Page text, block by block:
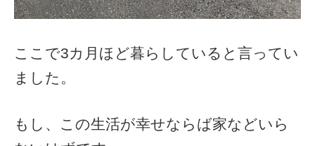
ここで3カ月ほど暮らしていると言ってい
ました。
もし、この生活が幸せならば家などいら